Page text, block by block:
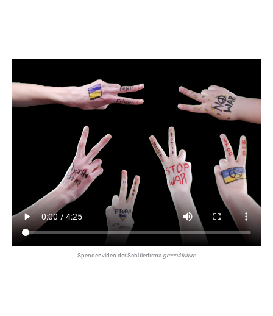
Spendenvideo der Schülerfirma green4future